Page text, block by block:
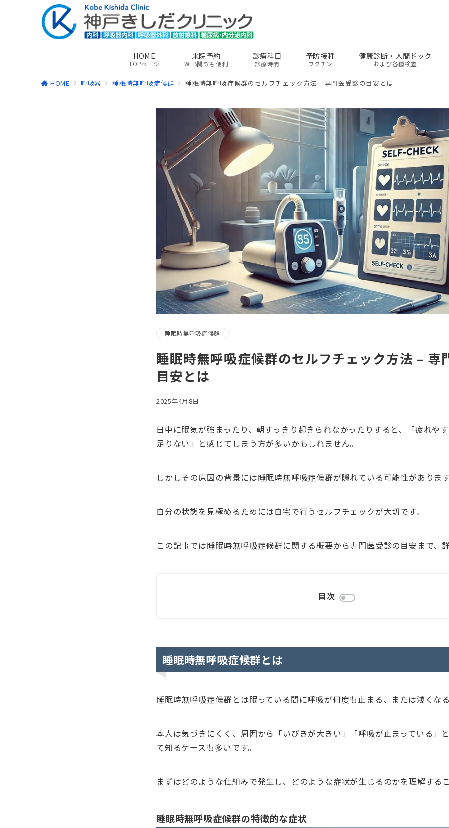
HOME
TOPページ
来院予約
WEB問診も便利
診療科目
診療時間
予防接種
ワクチン
健康診断・人間ドック
および各種検査
HOME 呼吸器 睡眠時無呼吸症候群 睡眠時無呼吸症候群のセルフチェック方法 – 専門医受診の目安とは
睡眠時無呼吸症候群
睡眠時無呼吸症候群のセルフチェック方法 – 専
目安とは
2025年4月8日
日中に眠気が強まったり、朝すっきり起きられなかったりすると、「疲れや
足りない」と感じてしまう方が多いかもしれません。
しかしその原因の背景には睡眠時無呼吸症候群が隠れている可能性があります
自分の状態を見極めるためには自宅で行うセルフチェックが大切です。
この記事では睡眠時無呼吸症候群に関する概要から専門医受診の目安まで、
目次
睡眠時無呼吸症候群とは
睡眠時無呼吸症候群とは眠っている間に呼吸が何度も止まる、または浅くな
本人は気づきにくく、周囲から「いびきが大きい」「呼吸が止まっている」
て知るケースも多いです。
まずはどのような仕組みで発生し、どのような症状が生じるのかを理解する
睡眠時無呼吸症候群の特徴的な症状